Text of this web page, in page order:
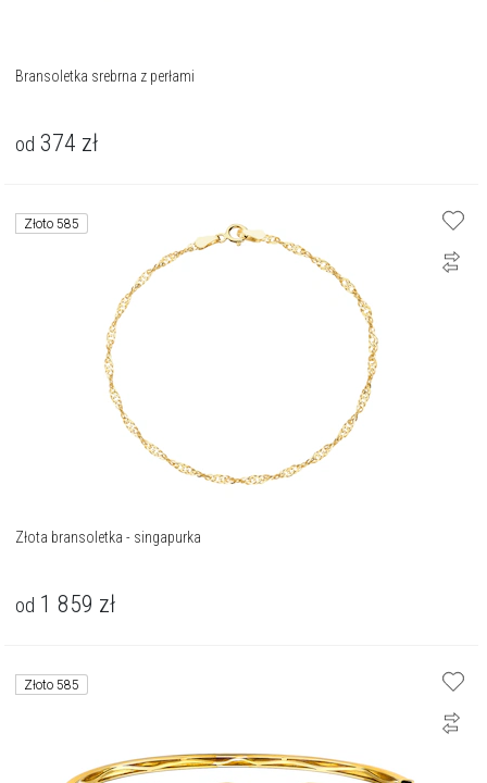
Bransoletka srebrna z perłami
od 374 zł
Złoto 585
Złota bransoletka - singapurka
od 1 859 zł
Złoto 585